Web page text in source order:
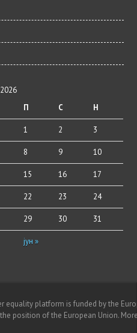
П С Н
јун »
1 2 3
8 9 10
15 16 17
22 23 24
29 30 31
equality platform is funded by the
the position of the European Union.